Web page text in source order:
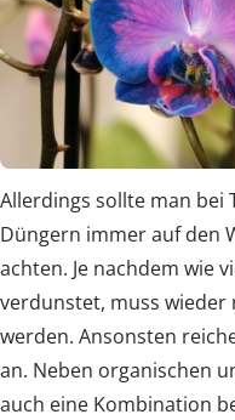
Allerdings sollte man bei
Düngern immer auf den
achten. Je nachdem wie
verdunstet, muss
werden. Ansonsten
an. Neben organischen
auch eine Kombination